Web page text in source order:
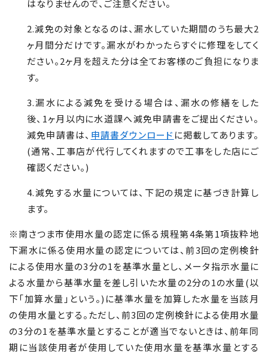
はなりませんので、ご注意ください。
2.減免の対象となるのは、漏水していた期間のうち最大2
ヶ月間分だけです。漏水がわかったらすぐに修理をしてく
ださい。2ヶ月を超えた分は全てお客様のご負担になりま
す。
3.漏水による減免を受ける場合は、漏水の修繕をした
後、1ヶ月以内に水道課へ減免申請書をご提出ください。
減免申請書は、 申請書ダウンロード に掲載してあります。
(通常、工事店が代行してくれますので工事をした店にご
確認ください。)
4.減免する水量については、下記の規定に基づき計算し
ます。
※南さつま市使用水量の認定に係る規程第4条第1項抜粋地
下漏水に係る使用水量の認定については、前3回の定例検針
による使用水量の3分の1を基準水量とし、メータ指示水量に
よる水量から基準水量を差し引いた水量の2分の1の水量(以
下「加算水量」という。)に基準水量を加算した水量を当該月
の使用水量とする。ただし、前3回の定例検針による使用水量
の3分の1を基準水量とすることが適当でないときは、前年同
期に当該使用者が使用していた使用水量を基準水量とする